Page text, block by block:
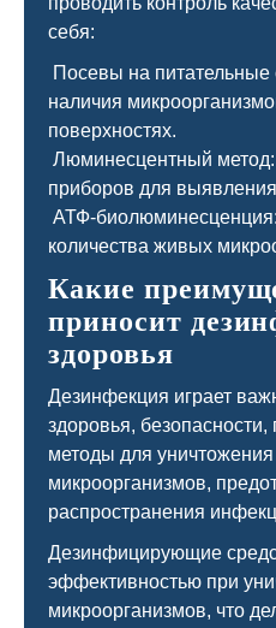
себя:
Посевы на
наличия
поверхностях.
Люминесцентный
приборов для выявления
АТФ-
количества живых
Какие
приносит
здоровья
Дезинфекция играет
здоровья,
методы для уничтожения
микроорганизмов,
распространения
Дезинфицирующие
эффективностью при
микроорганизмов, что